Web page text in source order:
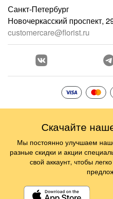
Санкт-Петербург
Новочеркасский проспект,
customercare@florist.ru
Скачайте
Мы постоянно улучшаем
разные скидки и акции
свой аккаунт, чтобы